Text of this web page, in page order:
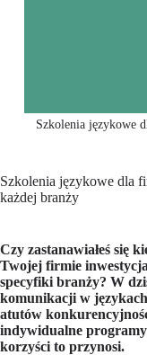
Szkolenia językowe
Szkolenia językowe dla
każdej branży
Czy zastanawiałeś się
Twojej firmie
specyfiki branży? W
komunikacji w
atutów
indywidualne
korzyści to przynosi.